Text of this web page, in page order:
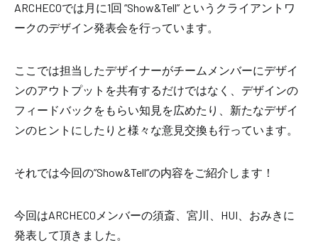
ARCHECOでは月に1回 “Show&Tell” というクライアントワ
ークのデザイン発表会を行っています。
ここでは担当したデザイナーがチームメンバーにデザイ
ンのアウトプットを共有するだけではなく、デザインの
フィードバックをもらい知見を広めたり、新たなデザイ
ンのヒントにしたりと様々な意見交換も行っています。
それでは今回の”Show&Tell”の内容をご紹介します！
今回はARCHECOメンバーの須斎、宮川、HUI、おみきに
発表して頂きました。